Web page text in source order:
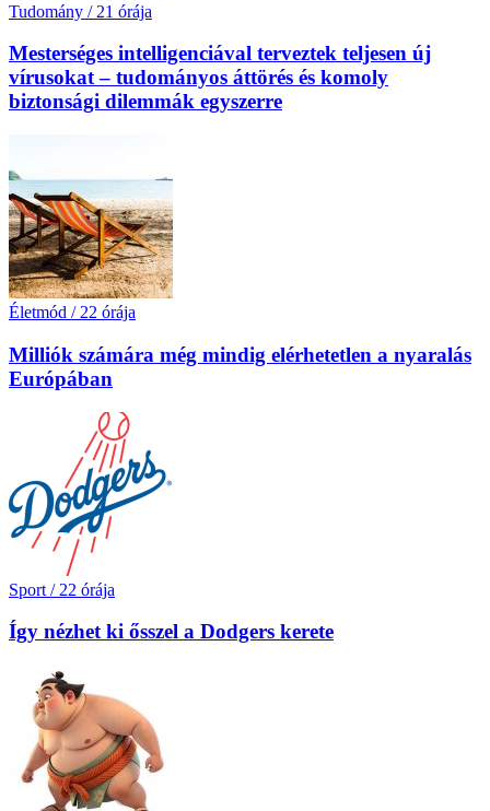
Tudomány / 21 órája
Mesterséges intelligenciával terveztek teljesen új
vírusokat – tudományos áttörés és komoly
biztonsági dilemmák egyszerre
Életmód / 22 órája
Milliók számára még mindig elérhetetlen a nyaralás
Európában
Sport / 22 órája
Így nézhet ki ősszel a Dodgers kerete